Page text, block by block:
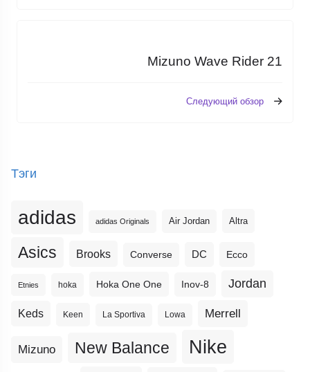
Mizuno Wave Rider 21
Следующий обзор
Тэги
adidas adidas Originals Air Jordan Altra
Asics Brooks Converse DC Ecco
Etnies hoka Hoka One One Inov-8 Jordan
Keds Keen La Sportiva Lowa Merrell
Mizuno New Balance Nike